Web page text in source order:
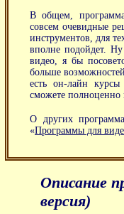
В общем,
совсем очевидные
инструментов, для
вполне подойдет.
видео, я бы
больше
есть он-лайн
сможете полноценно
О других
«Программы для
Описание
версия)